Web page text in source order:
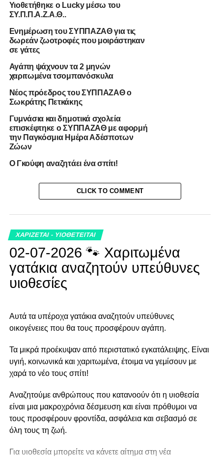
Υιοθετήθηκε ο Lucky μέσω του
ΣΥ.Π.Π.Α.Ζ.Α.Θ..
Ενημέρωση του ΣΥΠΠΑΖΑΘ για τις
δωρεάν ζωοτροφές που μοιράστηκαν
σε γάτες
Αγάπη ψάχνουν τα 2 μηνών
χαριτωμένα τσομπανόσκυλα
Νέος πρόεδρος του ΣΥΠΠΑΖΑΘ ο
Σωκράτης Πετκάκης
Γυμνάσια και δημοτικά σχολεία
επισκέφτηκε ο ΣΥΠΠΑΖΑΘ με αφορμή
την Παγκόσμια Ημέρα Αδέσποτων
Ζώων
Ο Γκούφη αναζητάει ένα σπίτι!
CLICK TO COMMENT
ΧΑΡΙΖΕΤΑΙ - ΥΙΟΘΕΤΕΙΤΑΙ
02-07-2026 🐾 Χαριτωμένα
γατάκια αναζητούν υπεύθυνες
υιοθεσίες
Αυτά τα υπέροχα γατάκια αναζητούν υπεύθυνες
οικογένειες που θα τους προσφέρουν αγάπη.
Τα μικρά προέκυψαν από περιστατικό εγκατάλειψης. Είναι
υγιή, κοινωνικά και χαριτωμένα, έτοιμα να γεμίσουν με
χαρά το νέο τους σπίτι!
Αναζητούμε ανθρώπους που κατανοούν ότι η υιοθεσία
είναι μια μακροχρόνια δέσμευση και είναι πρόθυμοι να
τους προσφέρουν φροντίδα, ασφάλεια και σεβασμό σε
όλη τους τη ζωή.
Για υιοθεσία μπορείτε να κάνετε αίτημα στη νέα